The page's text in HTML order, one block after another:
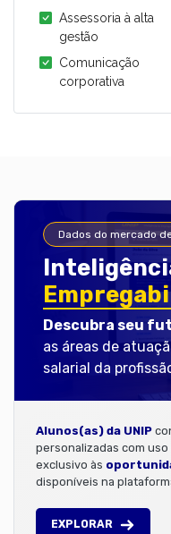
Assessoria à alta
gestão
Comunicação
corporativa
Dados do mercado
Descubra seu
as áreas de
salarial da
Alunos(as) da UNIP
personalizadas com
exclusivo às
disponíveis na
EXPLORAR